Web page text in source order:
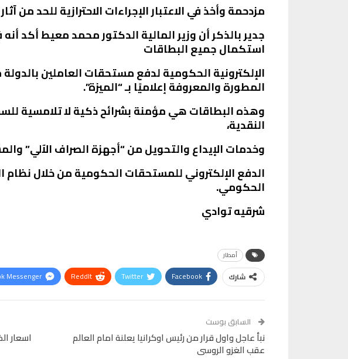
مزدحمة وأخذ في الاعتبار الإجراءات الاحترازية للحد من
جدير بالذكر أن وزير المالية الدكتور محمد معيط أكد
استكمال جميع البطاقات
الإلكترونية الحكومية لدفع مستحقات العاملين
المطورة والمعروفة إعلاميًا بـ “الميزة”.
وهذه البطاقات هي مؤمنة بشرائح ذكية لا تلامسية
النقدية،
وخدمات الإيداع والتحويل من “أجهزة الصراف الآلي”
الدفع الإلكتروني للمستحقات الحكومية من خلال نظام
الحكومي.
شرقيه توادي
أمطار
شارك Facebook
Twitter
ReddIt
Messenger
OK.ru
السابق بوست
نبأ عاجل واول قرار من رئيس اوكرانيا يعلنة امام العالم
عقب الغزو الروسى